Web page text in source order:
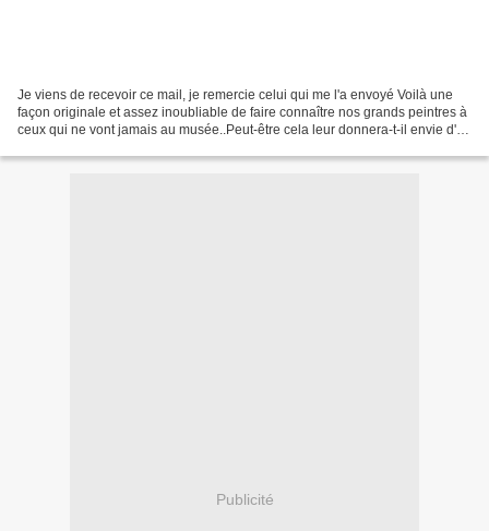
Je viens de recevoir ce mail, je remercie celui qui me l'a envoyé Voilà une
façon originale et assez inoubliable de faire connaître nos grands peintres à
ceux qui ne vont jamais au musée..Peut-être cela leur donnera-t-il envie d'y
Publicité